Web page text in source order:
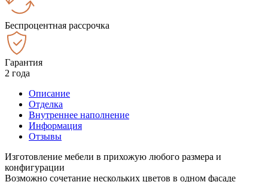
Беспроцентная рассрочка
Гарантия
2 года
Описание
Отделка
Внутреннее наполнение
Информация
Отзывы
Изготовление мебели в прихожую любого размера и
конфигурации
Возможно сочетание нескольких цветов в одном фасаде